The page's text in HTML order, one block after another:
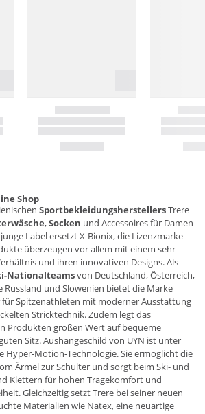
Shop
SportbekleidungsherstellersTrere
,Socken und Accessoires für Damen
Label ersetzt X-Bionix, die Lizenzmarke
überzeugen vor allem mit einem sehr
und ihren innovativen Designs. Als
Nationalteamsvon Deutschland, Österreich,
Russland und Slowenien bietet die Marke
für Spitzenathleten mit moderner Ausstattung
Stricktechnik. Zudem legt das
Produkten großen Wert auf bequeme
Sitz. Aushängeschild von UYN ist unter
Hyper-Motion-Technologie. Sie ermöglicht die
Ärmel zur Schulter und sorgt beim Ski- und
Klettern für hohen Tragekomfort und
Gleichzeitig setzt Trere bei seiner neuen
Materialien wie Natex, eine neuartige